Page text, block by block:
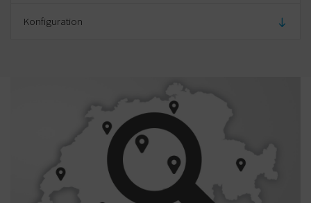
Konfiguration
Standardanzahl an
0
Körperfläche (mm)
17.50